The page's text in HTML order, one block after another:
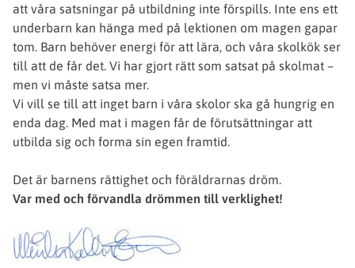
att våra satsningar på utbildning inte förspills. Inte ens ett
underbarn kan hänga med på lektionen om magen gapar
tom. Barn behöver energi för att lära, och våra skolkök ser
till att de får det. Vi har gjort rätt som satsat på skolmat –
men vi måste satsa mer.
Vi vill se till att inget barn i våra skolor ska gå hungrig en
enda dag. Med mat i magen får de förutsättningar att
utbilda sig och forma sin egen framtid.
Det är barnens rättighet och föräldrarnas dröm.
Var med och förvandla drömmen till verklighet!